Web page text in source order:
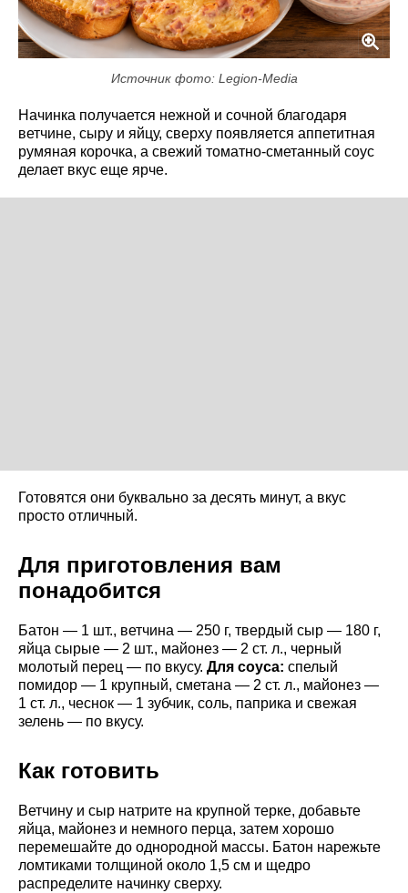
Источник фото: Legion-Media
Начинка получается нежной и сочной благодаря
ветчине, сыру и яйцу, сверху появляется аппетитная
румяная корочка, а свежий томатно-сметанный соус
делает вкус еще ярче.
Готовятся они буквально за десять минут, а вкус
просто отличный.
Для приготовления вам
понадобится
Батон — 1 шт., ветчина — 250 г, твердый сыр — 180 г,
яйца сырые — 2 шт., майонез — 2 ст. л., черный
молотый перец — по вкусу. Для соуса: спелый
помидор — 1 крупный, сметана — 2 ст. л., майонез —
1 ст. л., чеснок — 1 зубчик, соль, паприка и свежая
зелень — по вкусу.
Как готовить
Ветчину и сыр натрите на крупной терке, добавьте
яйца, майонез и немного перца, затем хорошо
перемешайте до однородной массы. Батон нарежьте
ломтиками толщиной около 1,5 см и щедро
распределите начинку сверху.